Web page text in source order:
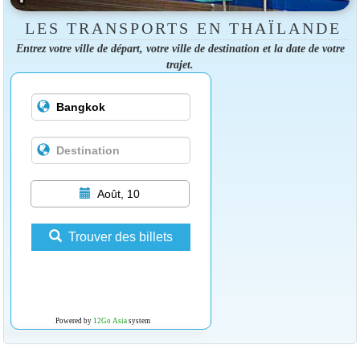
LES TRANSPORTS EN THAÏLANDE
Entrez votre ville de départ, votre ville de destination et la date de votre
trajet.
Août, 10
Trouver des billets
Powered by 12Go Asiasystem